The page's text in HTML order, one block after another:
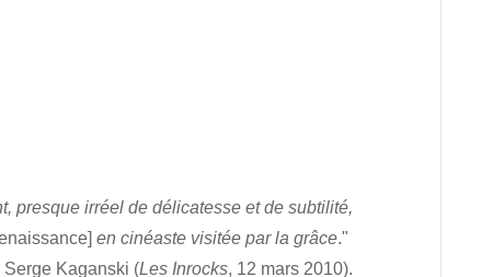
presque irréel de délicatesse et de subtilité,
en cinéaste visitée par la grâce."
Serge Kaganski (Les Inrocks, 12 mars 2010).